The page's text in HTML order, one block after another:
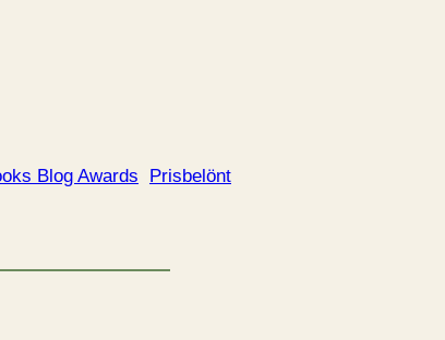
Blog Awards Prisbelönt